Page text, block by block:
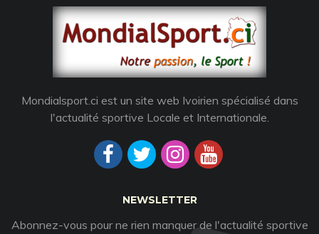
Mondialsport.ci est un site web Ivoirien spécialisé dans
l'actualité sportive Locale et Internationale.
NEWSLETTER
Abonnez-vous pour ne rien manquer de l'actualité sportive